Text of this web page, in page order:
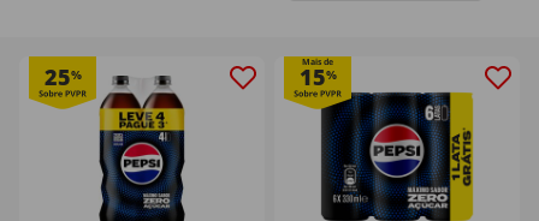
25%
Mais de
15%